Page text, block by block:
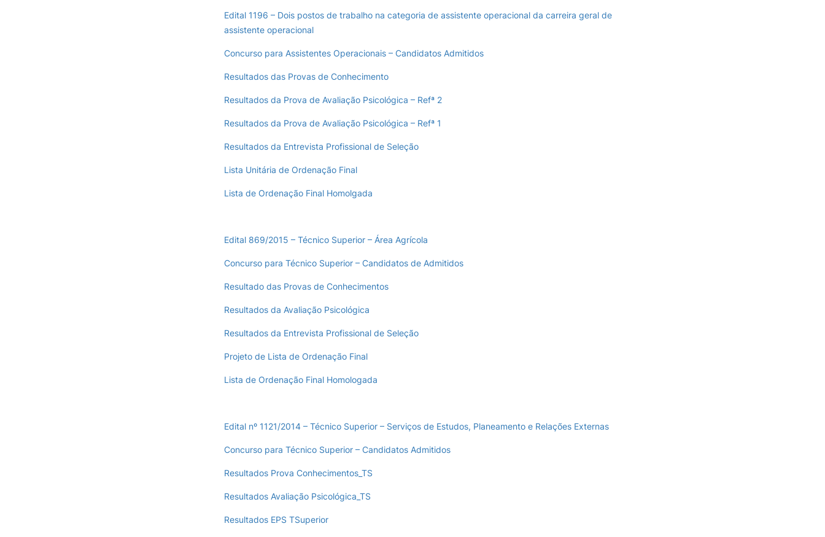
Edital 1196 – Dois postos de trabalho na categoria de assistente operacional da carreira geral de
assistente operacional
Concurso para Assistentes Operacionais – Candidatos Admitidos
Resultados das Provas de Conhecimento
Resultados da Prova de Avaliação Psicológica – Refª 2
Resultados da Prova de Avaliação Psicológica – Refª 1
Resultados da Entrevista Profissional de Seleção
Lista Unitária de Ordenação Final
Lista de Ordenação Final Homolgada
Edital 869/2015 – Técnico Superior – Área Agrícola
Concurso para Técnico Superior – Candidatos de Admitidos
Resultado das Provas de Conhecimentos
Resultados da Avaliação Psicológica
Resultados da Entrevista Profissional de Seleção
Projeto de Lista de Ordenação Final
Lista de Ordenação Final Homologada
Edital nº 1121/2014 – Técnico Superior – Serviços de Estudos, Planeamento e Relações Externas
Concurso para Técnico Superior – Candidatos Admitidos
Resultados Prova Conhecimentos_TS
Resultados Avaliação Psicológica_TS
Resultados EPS TSuperior